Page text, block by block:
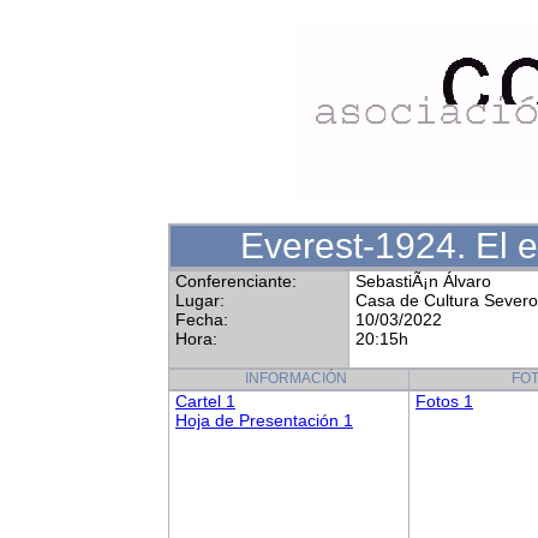
Everest-1924. El
Conferenciante:
Lugar:
Fecha:
Hora:
SebastiÃ¡n Álvaro
Casa de Cultura
10/03/2022
20:15h
INFORMACIÓN
Cartel 1
Hoja de Presentación 1
Fotos 1